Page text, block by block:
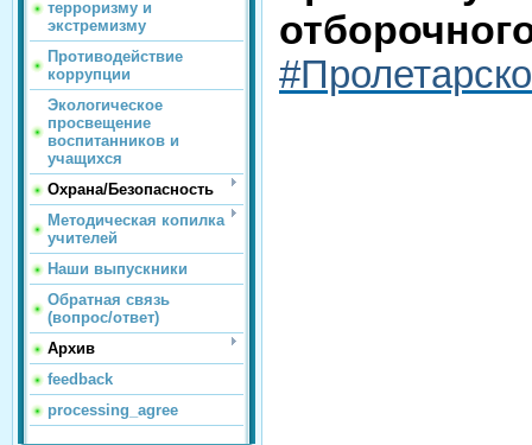
терроризму и
экстремизму
Противодействие
коррупции
Экологическое
просвещение
воспитанников и
учащихся
Охрана/Безопасность
Методическая копилка
учителей
Наши выпускники
Обратная связь
(вопрос/ответ)
Архив
feedback
processing_agree